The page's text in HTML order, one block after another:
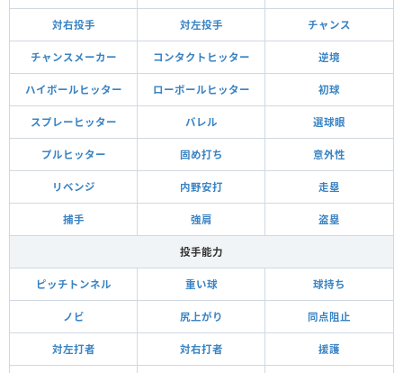
対右投手 対左投手 チャンス
チャンスメーカー コンタクトヒッター 逆境
ハイボールヒッター ローボールヒッター 初球
スプレーヒッター バレル 選球眼
プルヒッター 固め打ち 意外性
リベンジ 内野安打 走塁
捕手 強肩 盗塁
投手能力
ピッチトンネル 重い球 球持ち
ノビ 尻上がり 同点阻止
対左打者 対右打者 援護